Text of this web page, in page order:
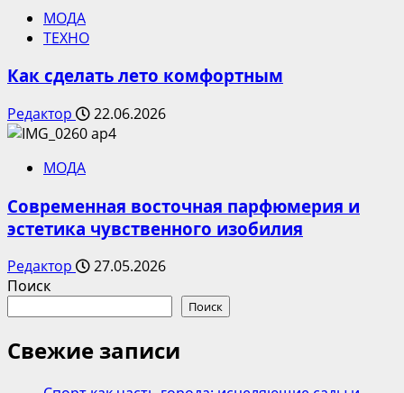
МОДА
ТЕХНО
Как сделать лето комфортным
Редактор 22.06.2026
МОДА
Современная восточная парфюмерия и
эстетика чувственного изобилия
Редактор
27.05.2026
Поиск
Поиск
Свежие записи